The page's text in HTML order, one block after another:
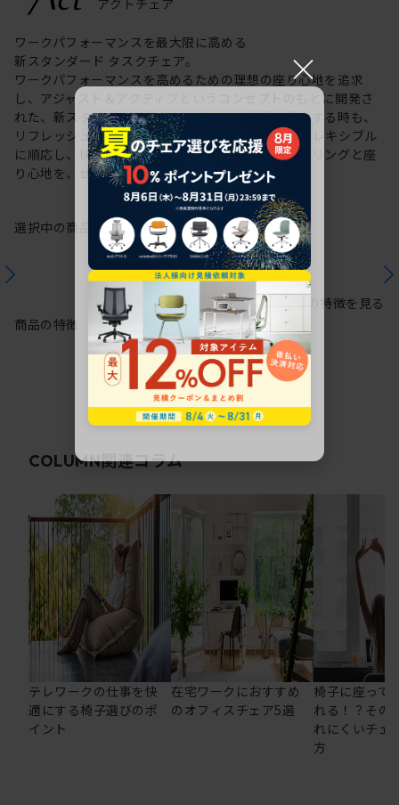
ワークパフォーマンスを最大限に高める
新スタンダード タスクチェア。
ワークパフォーマンスを高めるための理想の座り心地を追求
し、アジャスト＆アクティブというコンセプトのもとに開発さ
れた、新スタンダードのタスクチェア。作業に集中する時も、
リフレッシュする時も、座る姿勢や身体の動きにフレキシブル
に順応し、快適にサポートします。新感覚のスタイリングと座
り心地を、ぜひご体感ください。
選択中の商品情報保証注意事項
商品の特徴
シリーズの特徴を見る
COLUMN関連コラム
テレワークの仕事を快
適にする椅子選びのポ
イント
在宅ワークにおすすめ
のオフィスチェア5選
椅子に座って
れる！？その
れにくいチェ
方
×